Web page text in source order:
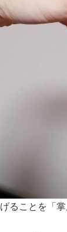
ることを「